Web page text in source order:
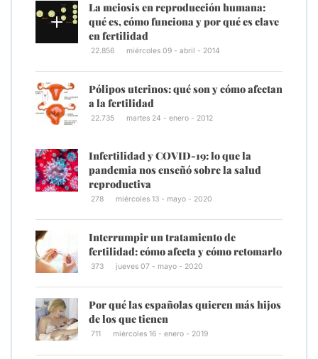
La meiosis en reproducción humana:
qué es, cómo funciona y por qué es clave
en fertilidad
22.856 miércoles 09 - abril - 2014
Pólipos uterinos: qué son y cómo afectan
a la fertilidad
22.735 martes 24 - enero - 2012
Infertilidad y COVID-19: lo que la
pandemia nos enseñó sobre la salud
reproductiva
278 miércoles 13 - mayo - 2020
Interrumpir un tratamiento de
fertilidad: cómo afecta y cómo retomarlo
373 jueves 07 - mayo - 2020
Por qué las españolas quieren más hijos
de los que tienen
711 miércoles 16 - enero - 2019